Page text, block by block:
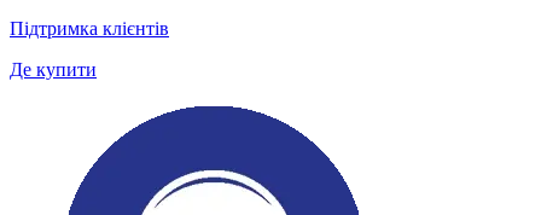
Підтримка клієнтів
Де купити